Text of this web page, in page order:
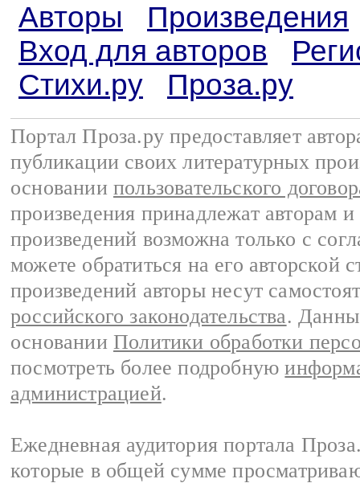
Авторы
Произведения
Вход для авторов
Стихи.ру
Проза.ру
Портал Проза.ру предоставляет
публикации своих литературных
основании пользовательского
произведения принадлежат авторам
произведений возможна только с
можете обратиться на его авторской
произведений авторы несут
российского законодательства.
основании Политики обработки
посмотреть более подробную
администрацией.
Ежедневная аудитория портала
которые в общей сумме